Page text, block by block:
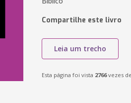
Compartilhe este livro
Leia um trecho
Esta página foi vista 2766vezes